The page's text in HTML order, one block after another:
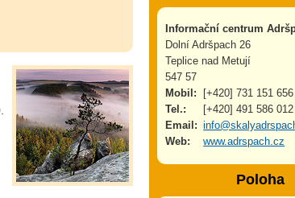
Informační centrum
Dolní Adršpach 26
Teplice nad Metují
547 57
Mobil:
[+420] 731 151 656
Tel.:
[+420] 491 586 012
Email:
Web:
www.adrspach.cz
Poloha